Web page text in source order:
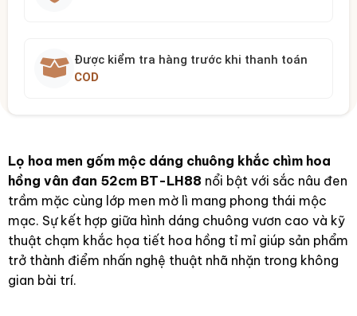
Được kiểm tra hàng trước khi thanh toán
COD
Lọ hoa men gốm mộc dáng chuông khắc chìm hoa
hồng vân đan 52cm BT-LH88 nổi bật với sắc nâu đen
trầm mặc cùng lớp men mờ lì mang phong thái mộc
mạc. Sự kết hợp giữa hình dáng chuông vươn cao và kỹ
thuật chạm khắc họa tiết hoa hồng tỉ mỉ giúp sản phẩm
trở thành điểm nhấn nghệ thuật nhã nhặn trong không
gian bài trí.